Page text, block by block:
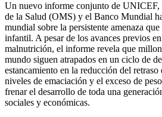
Un nuevo informe conjunto de
de la Salud (OMS) y el Banco Mundial
mundial sobre la persistente amenaza
infantil. A pesar de los avances previos
malnutrición, el informe revela que
mundo siguen atrapados en un ciclo de
estancamiento en la reducción del
niveles de emaciación y el exceso de
frenar el desarrollo de toda una
sociales y económicas.